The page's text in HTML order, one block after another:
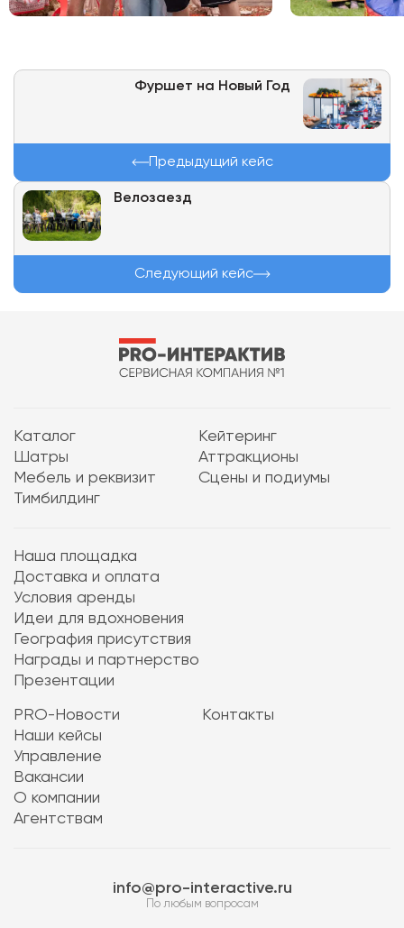
Фуршет на Новый Год
Предыдущий кейс
Велозаезд
Следующий кейс
Каталог
Кейтеринг
Шатры
Аттракционы
Мебель и реквизит
Сцены и подиумы
Тимбилдинг
Наша площадка
Доставка и оплата
Условия аренды
Идеи для вдохновения
География присутствия
Награды и партнерство
Презентации
PRO-Новости
Наши кейсы
Управление
Вакансии
О компании
Агентствам
Контакты
info@pro-interactive.ru
По любым вопросам